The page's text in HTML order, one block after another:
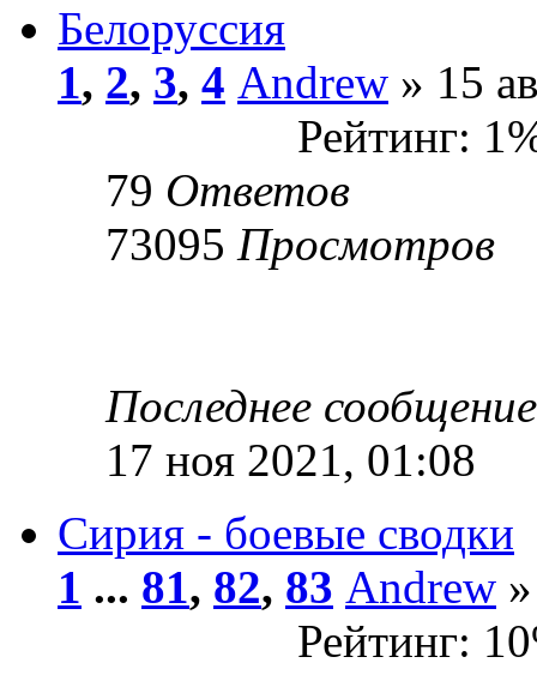
Белоруссия
1, 2, 3, 4 Andrew » 15
Рейтинг:
79 Ответов
73095 Просмотров
Последнее
17 ноя 2021, 01:08
Сирия - боевые сводки
1 ... 81, 82, 83 Andrew
Рейтинг: